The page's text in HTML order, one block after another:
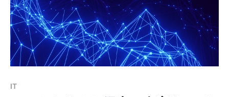
オンラボが用意されています。 しかもラボ環境は 無料
で利用可能。 「Kubernetes に興味はあるけれど、なか
なか踏み出せなかった」という方にも、ぜひ挑戦してい
ただきたい内容です。 クラウド環境に不慣れな方でも大
丈夫です。 コンピュートインスタンスの作成、ストレー
ジバケットの操作、IAM の設定、ファイアウォールの設
前段階の基礎知識もしっかり学べるため、安心
IT